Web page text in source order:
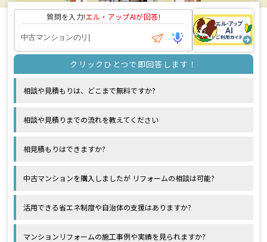
質問を入力!エル・アップAIが回答!
相談や見積もりは、どこまで無料ですか?
相談や見積りまでの流れを教えてください
相見積もりはできますか?
中古マンションを購入しましたが リフォームの相談は可能?
活用できる省エネ制度や自治体の支援はありますか?
マンションリフォームの施工事例や実績を見られますか?